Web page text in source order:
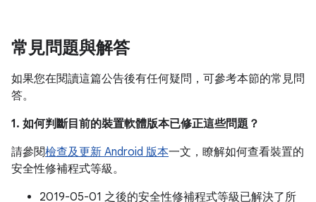
常見問題與解答
如果您在閱讀這篇公告後有任何疑問，可參考本節的常見問
答。
1. 如何判斷目前的裝置軟體版本已修正這些問題？
請參閱檢查及更新 Android 版本一文，瞭解如何查看裝置的
安全性修補程式等級。
2019-05-01 之後的安全性修補程式等級已解決了所